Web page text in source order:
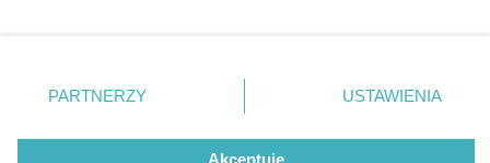
Gliwice
prywatności znajdujący się w lewym dolnym rogu strony
. Niektóre rodzaje przetwarzania danych nie wymagają
zgody użytkownika, ale masz prawo sprzeciwić się
takiemu przetwarzaniu. Preferencje będą miały
PARTNERZY USTAWIENIA
Akceptuję